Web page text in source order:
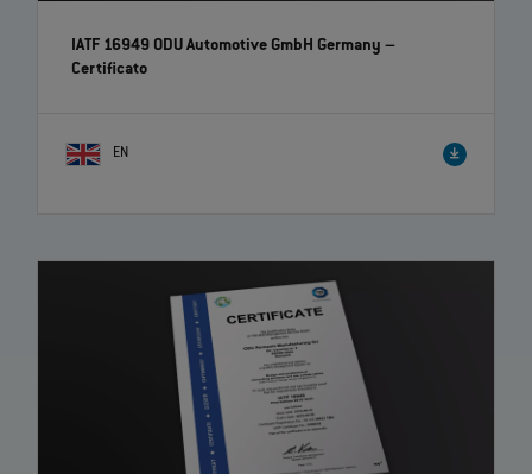
IATF 16949 ODU Automotive GmbH Germany –
Certificato
EN